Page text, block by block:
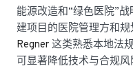
能源改造和“绿色医院”
建项目的医院管理方和
Regner 这类熟悉本地法
可显著降低技术与合规风